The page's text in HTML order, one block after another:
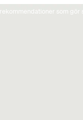
som gör